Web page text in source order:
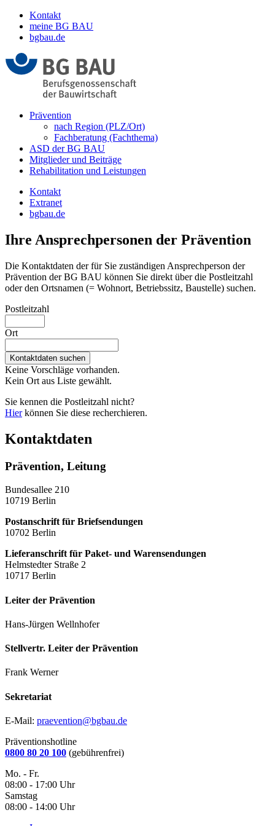
Kontakt
meine BG BAU
bgbau.de
Prävention
nach Region (PLZ/Ort)
Fachberatung (Fachthema)
ASD der BG BAU
Mitglieder und Beiträge
Rehabilitation und Leistungen
Kontakt
Extranet
bgbau.de
Ihre Ansprechpersonen der Prävention
Die Kontaktdaten der für Sie zuständigen Ansprech­person der
Prävention der BG BAU können Sie direkt über die Postleitzahl
oder den Ortsnamen (= Wohnort, Betriebssitz, Baustelle) suchen.
Postleitzahl
Ort
Keine Vorschläge vorhanden.
Kein Ort aus Liste gewählt.
Sie kennen die Postleitzahl nicht?
Hierkönnen Sie diese recherchieren.
Kontaktdaten
Prävention, Leitung
Bundesallee 210
10719 Berlin
Postanschrift für Briefsendungen
10702 Berlin
Lieferanschrift für Paket- und Warensendungen
Helmstedter Straße 2
10717 Berlin
Leiter der Prävention
Hans-Jürgen Wellnhofer
Stellvertr. Leiter der Prävention
Frank Werner
Sekretariat
E-Mail: praevention@bgbau.de
Präventionshotline
0800 80 20 100 (gebührenfrei)
Mo. - Fr.
08:00 - 17:00 Uhr
Samstag
08:00 - 14:00 Uhr